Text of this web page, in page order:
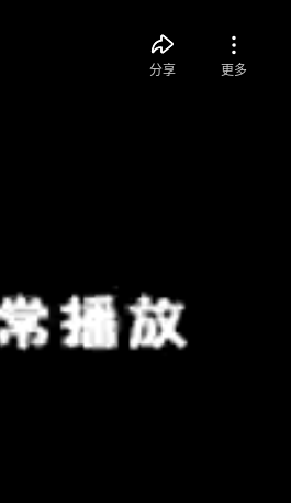
分享 更多